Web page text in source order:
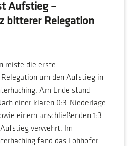
Aufstieg –
bitterer Relegation
reiste die erste
um den Aufstieg in
Am Ende stand
einer klaren 0:3-Niederlage
einem anschließenden 1:3
verwehrt. Im
fand das Lohhofer